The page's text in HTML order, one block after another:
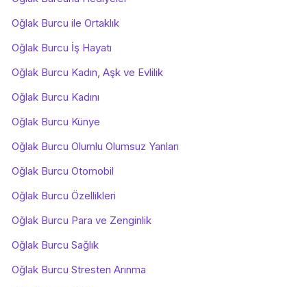
Oğlak Burcu ile Ortaklık
Oğlak Burcu İş Hayatı
Oğlak Burcu Kadın, Aşk ve Evlilik
Oğlak Burcu Kadını
Oğlak Burcu Künye
Oğlak Burcu Olumlu Olumsuz Yanları
Oğlak Burcu Otomobil
Oğlak Burcu Özellikleri
Oğlak Burcu Para ve Zenginlik
Oğlak Burcu Sağlık
Oğlak Burcu Stresten Arınma